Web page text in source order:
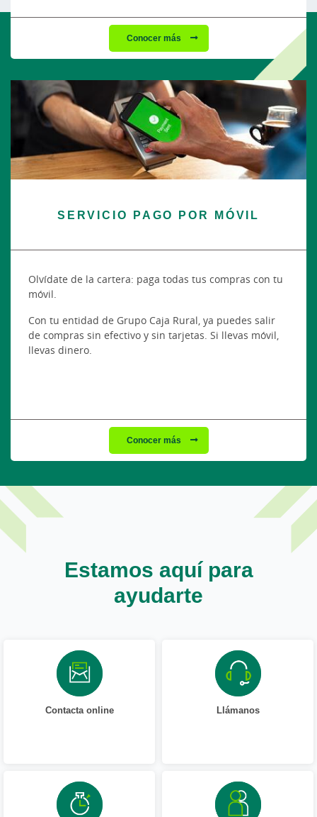
Conocer más
SERVICIO PAGO POR MÓVIL
Olvídate de la cartera: paga todas tus compras con tu
móvil.
Con tu entidad de Grupo Caja Rural, ya puedes salir
de compras sin efectivo y sin tarjetas. Si llevas móvil,
llevas dinero.
Conocer más
Estamos aquí para
ayudarte
Contacta online Llámanos